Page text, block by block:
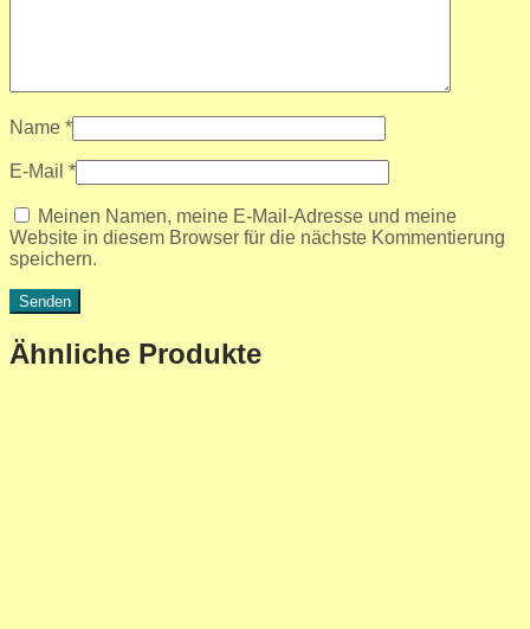
Name *
E-Mail *
Meinen Namen, meine E-Mail-Adresse und meine
Website in diesem Browser für die nächste Kommentierung
speichern.
Ähnliche Produkte